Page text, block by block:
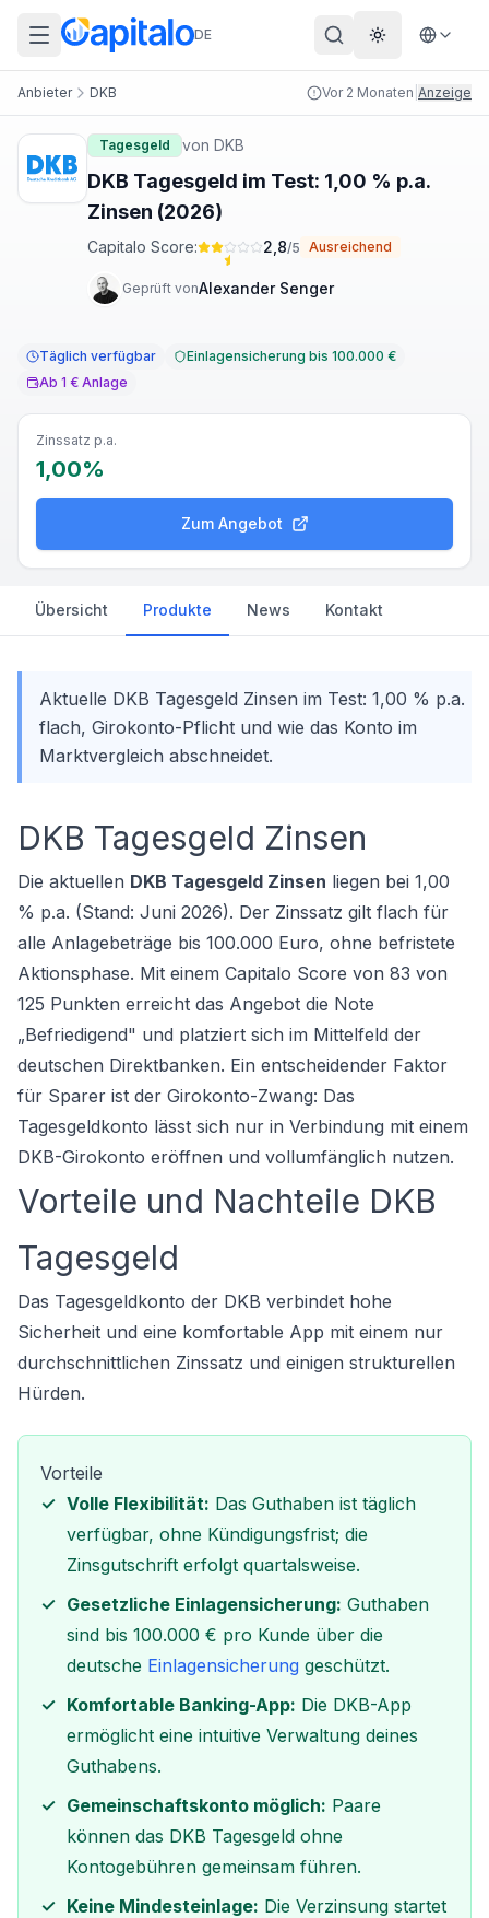
DE Theme
Anbieter DKB Vor 2 Monaten Anzeige
Tagesgeld von DKB
DKB Tagesgeld im Test: 1,00 % p.a.
Zinsen (2026)
Capitalo Score: 2,8/5 Ausreichend
Geprüft vonAlexander Senger
Täglich verfügbar
Einlagensicherung bis 100.000 €
Ab 1 € Anlage
Zinssatz p.a.
1,00%
Zum Angebot
Übersicht Produkte News Kontakt
Aktuelle DKB Tagesgeld Zinsen im Test: 1,00 % p.a.
flach, Girokonto-Pflicht und wie das Konto im
Marktvergleich abschneidet.
DKB Tagesgeld Zinsen
Die aktuellen DKB Tagesgeld Zinsen liegen bei 1,00
% p.a. (Stand: Juni 2026). Der Zinssatz gilt flach für
alle Anlagebeträge bis 100.000 Euro, ohne befristete
Aktionsphase. Mit einem Capitalo Score von 83 von
125 Punkten erreicht das Angebot die Note
„Befriedigend" und platziert sich im Mittelfeld der
deutschen Direktbanken. Ein entscheidender Faktor
für Sparer ist der Girokonto-Zwang: Das
Tagesgeldkonto lässt sich nur in Verbindung mit einem
DKB-Girokonto eröffnen und vollumfänglich nutzen.
Vorteile und Nachteile DKB
Tagesgeld
Das Tagesgeldkonto der DKB verbindet hohe
Sicherheit und eine komfortable App mit einem nur
durchschnittlichen Zinssatz und einigen strukturellen
Hürden.
Vorteile
Volle Flexibilität: Das Guthaben ist täglich
verfügbar, ohne Kündigungsfrist; die
Zinsgutschrift erfolgt quartalsweise.
Gesetzliche Einlagensicherung: Guthaben
sind bis 100.000 € pro Kunde über die
deutsche Einlagensicherung geschützt.
Komfortable Banking-App: Die DKB-App
ermöglicht eine intuitive Verwaltung deines
Guthabens.
Gemeinschaftskonto möglich: Paare
können das DKB Tagesgeld ohne
Kontogebühren gemeinsam führen.
Keine Mindesteinlage: Die Verzinsung startet